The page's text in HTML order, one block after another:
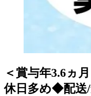
＜賞与年3.6ヵ
休日多め◆配送